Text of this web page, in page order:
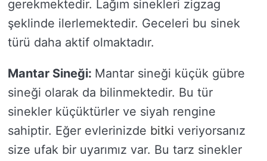
gerekmektedir. Lağım sinekleri zigzag
şeklinde ilerlemektedir. Geceleri bu sinek
türü daha aktif olmaktadır.
Mantar Sineği: Mantar sineği küçük gübre
sineği olarak da bilinmektedir. Bu tür
sinekler küçüktürler ve siyah rengine
sahiptir. Eğer evlerinizde bitki veriyorsanız
size ufak bir uyarımız var. Bu tarz sinekler